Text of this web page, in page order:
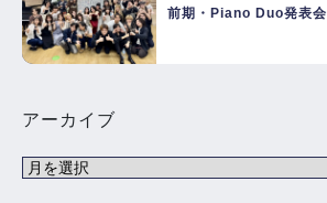
前期・Piano Duo発表会
アーカイブ